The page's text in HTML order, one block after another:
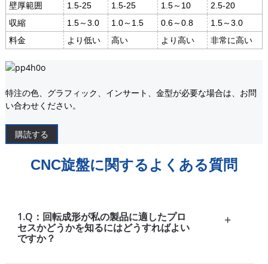
壁厚範囲
1.5-25 1.5-25 1.5～10
2.5-20
収縮
1.5～3.0 1.0～1.5 0.6～0.8
1.5～3.0
料金
より低い 高い より高い 非常に高い
特注の色、グラフィック、インサート、金型が必要な場合は、お問
い合わせください。
購読する
CNC旋盤に関するよくある質問
1.Q：回転成形が私の製品に適したプロ
セスかどうかを知るにはどうすればよい
ですか？
+